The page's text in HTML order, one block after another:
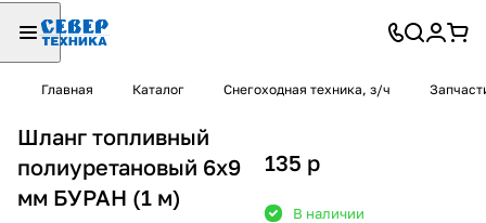
Главная Каталог Снегоходная техника, з/ч
Шланг топливный
полиуретановый 6х9
мм БУРАН (1 м)
135 p
В наличии